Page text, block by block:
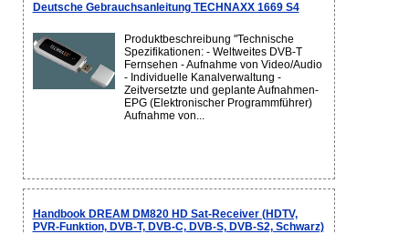
Deutsche Gebrauchsanleitung TECHNAXX 1669 S4
Produktbeschreibung "Technische
Spezifikationen: - Weltweites DVB-T
Fernsehen - Aufnahme von Video/Audio
- Individuelle Kanalverwaltung -
Zeitversetzte und geplante Aufnahmen-
EPG (Elektronischer Programmführer)
Aufnahme von...
Handbook DREAM DM820 HD Sat-Receiver (HDTV,
PVR-Funktion, DVB-T, DVB-C, DVB-S, DVB-S2, Schwarz)